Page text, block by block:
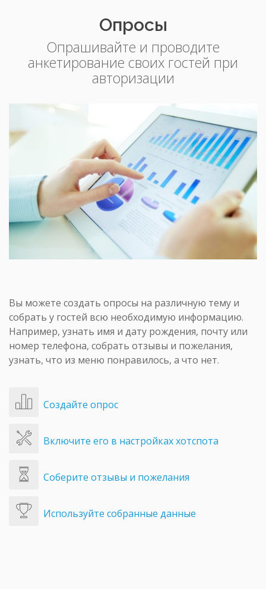
Опросы
Опрашивайте и проводите
анкетирование своих гостей при
авторизации
Вы можете создать опросы на различную тему и
собрать у гостей всю необходимую информацию.
Например, узнать имя и дату рождения, почту или
номер телефона, собрать отзывы и пожелания,
узнать, что из меню понравилось, а что нет.
Создайте опрос
Включите его в настройках хотспота
Соберите отзывы и пожелания
Используйте собранные данные